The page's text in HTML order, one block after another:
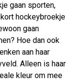
gaan sporten,
hockeybroekje
gaan
Hoe dan ook
aan haar
Alleen is haar
kleur om mee